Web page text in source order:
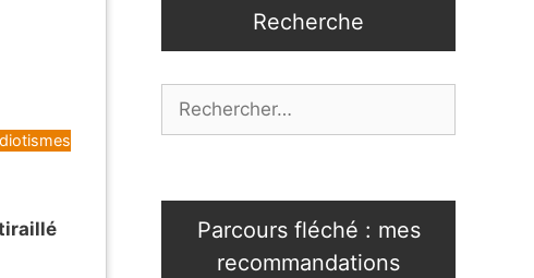
Recherche
Parcours fléché : mes
recommandations